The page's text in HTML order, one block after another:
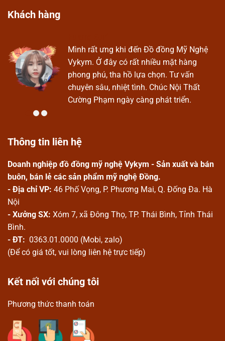
Khách hàng
Mình rất ưng khi đến Đồ đồng Mỹ Nghệ
Vykym. Ở đây có rất nhiều mặt hàng
phong phú, tha hồ lựa chọn. Tư vấn
chuyên sâu, nhiệt tình. Chúc Nội Thất
Cường Phạm ngày càng phát triển.
Thông tin liên hệ
Doanh nghiệp đồ đồng mỹ nghệ Vykym - Sản xuất và bán
buôn, bán lẻ các sản phẩm mỹ nghệ Đồng.
- Địa chỉ VP: 46 Phố Vọng, P. Phương Mai, Q. Đống Đa. Hà
Nội
- Xưởng SX: Xóm 7, xã Đông Thọ, TP. Thái Bình, Tỉnh Thái
Bình.
- ĐT: 0363.01.0000 (Mobi, zalo)
(Để có giá tốt, vui lòng liên hệ trực tiếp)
Kết nối với chúng tôi
Phương thức thanh toán